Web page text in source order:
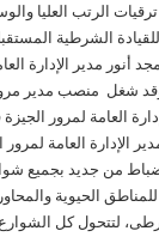
الرتب العليا
الشرطية
أنور مدير الإدارة
وقد شغل منصب مدير
الإدارة العامة لمرور
من جديد بجميع
الحيوية
لتتحول كل الشوارع